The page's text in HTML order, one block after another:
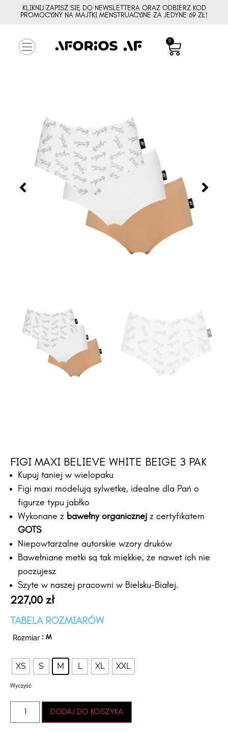
KLIKNIJ ZAPISZ SIĘ DO NEWSLETTERA ORAZ ODBIERZ KOD
PROMOCYJNY NA MAJTKI MENSTRUACYJNE ZA JEDYNE 69 ZŁ!
0
FIGI MAXI BELIEVE WHITE BEIGE 3 PAK
Kupuj taniej w wielopaku
Figi maxi modelują sylwetkę, idealne dla Pań o
figurze typu jabłko
Wykonane z bawełny organicznej z certyfikatem
GOTS
Niepowtarzalne autorskie wzory druków
Bawełniane metki są tak miękkie, że nawet ich nie
poczujesz
Szyte w naszej pracowni w Bielsku-Białej.
227,00 zł
TABELA ROZMIARÓW
Rozmiar : M
XS S M L XL XXL
Wyczyść
DODAJ DO KOSZYKA